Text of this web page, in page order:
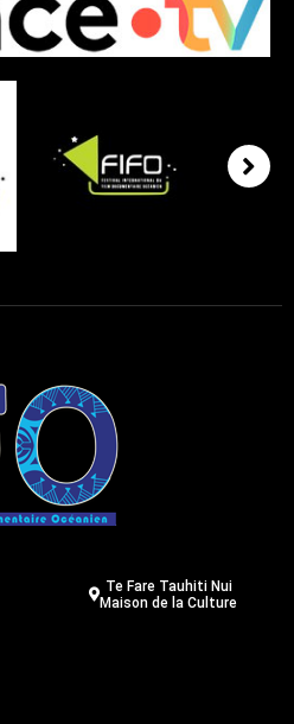
Te Fare Tauhiti Nui
Maison de la Culture